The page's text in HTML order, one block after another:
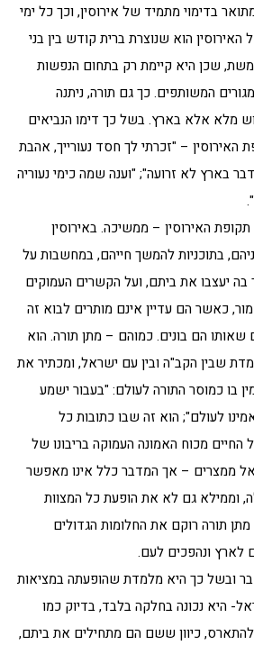
בדימוי מתמיד של אירוסין, וכך כל ימי
הוא שנוצרת ברית קודש בין בני
שכן היא קיימת רק בתחום הנפשות
המשותפים. כך גם תורה, ניתנה
מלא אלא בארץ. בשל כך דימו הנביאים
– "זכרתי לך חסד נעורייך, אהבת
בארץ לא זרועה"; "וענה שמה כימי נעוריה
תקופת האירוסין – ממשיכה. באירוסין
בתוכניות להמשך חייהם, במחשבות על
בה יעצבו את ביתם, ועל הקשרים העמוקים
כאשר הם עדיין אינם מותרים לבוא זה
הם בונים. כמוהם – מתן תורה. הוא
שבין הקב"ה ובין עם ישראל, ומכתיר את
בו כמוסר התורה לעולם: "בעבור ישמע
לעולם"; הוא זה שבו כתובות כל
החיים מכוח האמונה העמוקה בריבונו של
ממצרים – אך המדבר כלל אינו מאפשר
וממילא גם לא את הופעת כל המצוות
תורה רוקם את החלומות הגדולים
ונהפכים לעם.
ובשל כך היא מלמדת שהופעתה במציאות
היא נכונה בחלקה בלבד, בדיוק כמו
להתארס, כיוון ששם הם מתחילים את ביתם,